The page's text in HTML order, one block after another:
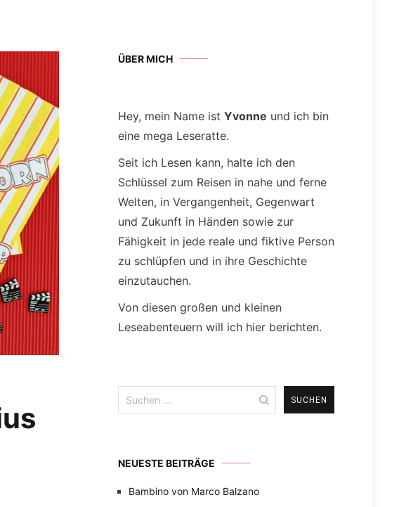
ÜBER MICH
Hey, mein Name ist Yvonne und ich bin
eine mega Leseratte.
Seit ich Lesen kann, halte ich den
Schlüssel zum Reisen in nahe und ferne
Welten, in Vergangenheit, Gegenwart
und Zukunft in Händen sowie zur
Fähigkeit in jede reale und fiktive Person
zu schlüpfen und in ihre Geschichte
einzutauchen.
Von diesen großen und kleinen
Leseabenteuern will ich hier berichten.
nach:
NEUESTE BEITRÄGE
Bambino von Marco Balzano